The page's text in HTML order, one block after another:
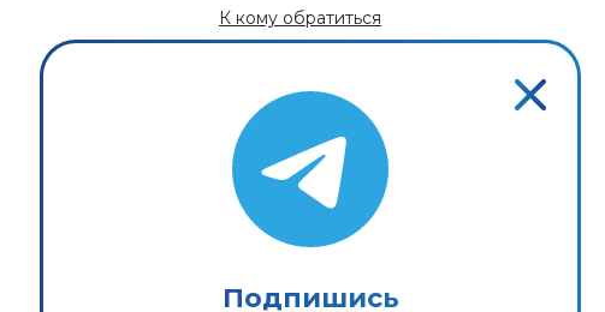
К кому обратиться
Подпишись